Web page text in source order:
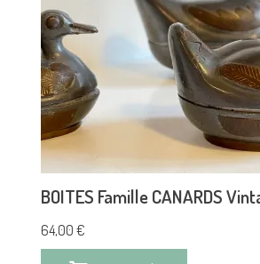
BOITES Famille CANARDS
64,00 €